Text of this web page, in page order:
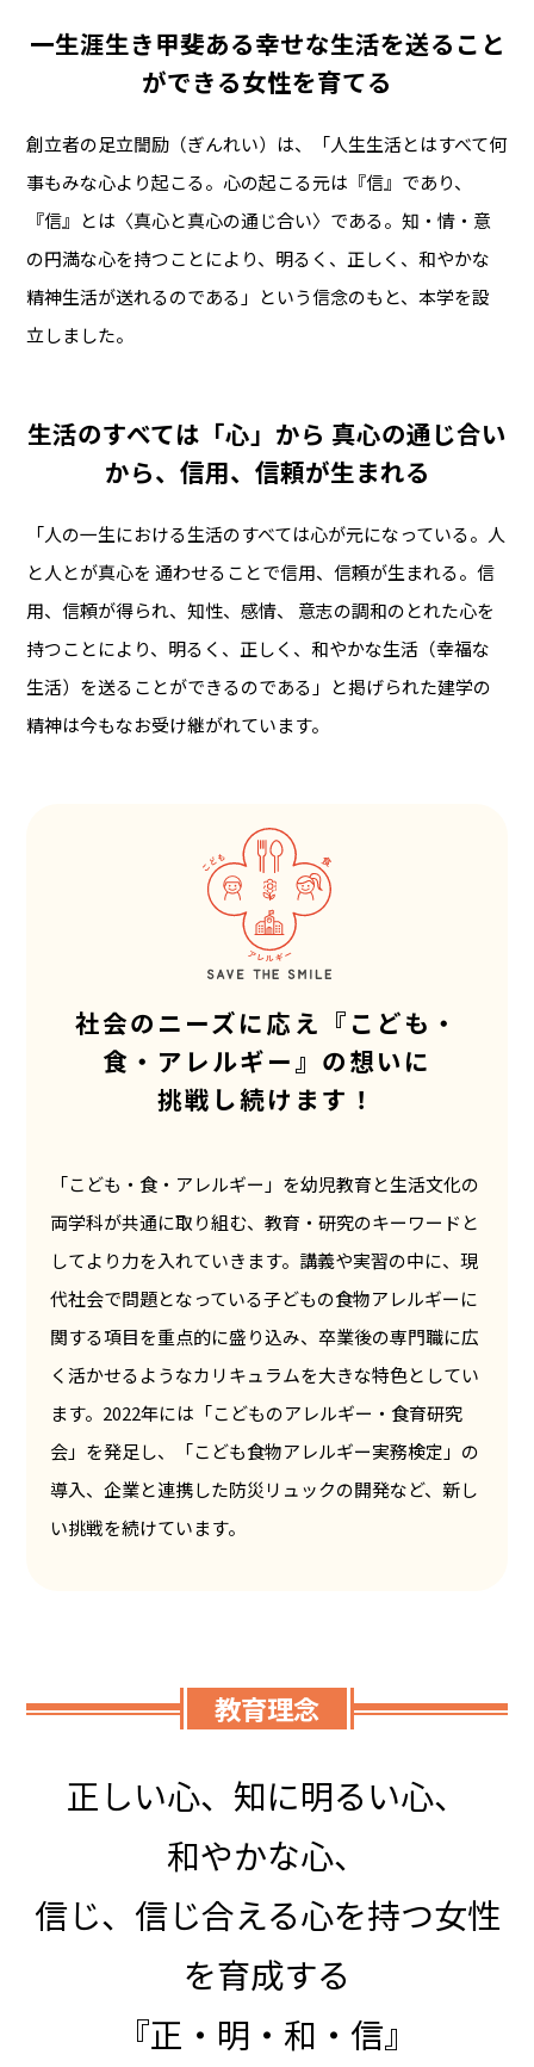
一生涯生き甲斐ある幸せな生活を送ること
ができる女性を育てる
創立者の足立誾励（ぎんれい）は、「人生生活とはすべて何
事もみな心より起こる。心の起こる元は『信』であり、
『信』とは〈真心と真心の通じ合い〉である。知・情・意
の円満な心を持つことにより、明るく、正しく、和やかな
精神生活が送れるのである」という信念のもと、本学を設
立しました。
生活のすべては「心」から 真心の通じ合い
から、信用、信頼が生まれる
「人の一生における生活のすべては心が元になっている。人
と人とが真心を 通わせることで信用、信頼が生まれる。信
用、信頼が得られ、知性、感情、 意志の調和のとれた心を
持つことにより、明るく、正しく、和やかな生活（幸福な
生活）を送ることができるのである」と掲げられた建学の
精神は今もなお受け継がれています。
社会のニーズに応え『こども・
食・アレルギー』の想いに
挑戦し続けます！
「こども・食・アレルギー」を幼児教育と生活文化の
両学科が共通に取り組む、教育・研究のキーワードと
してより力を入れていきます。講義や実習の中に、現
代社会で問題となっている子どもの食物アレルギーに
関する項目を重点的に盛り込み、卒業後の専門職に広
く活かせるようなカリキュラムを大きな特色としてい
ます。2022年には「こどものアレルギー・食育研究
会」を発足し、「こども食物アレルギー実務検定」の
導入、企業と連携した防災リュックの開発など、新し
い挑戦を続けています。
教育理念
正しい心、知に明るい心、
和やかな心、
信じ、信じ合える心を持つ女性
を育成する
『正・明・和・信』